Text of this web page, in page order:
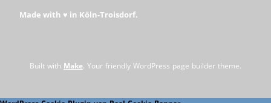
Made with ♥ in Köln-Troisdorf.
Built with Make. Your friendly WordPress page builder theme.